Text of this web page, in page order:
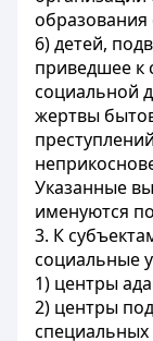
6) детей,
приведшее к
социальной
жертвы
Указанные
именуются
3. К
социальные
1) центры
2) центры
специальных